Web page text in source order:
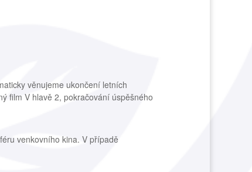
věnujeme ukončení letních
film V hlavě 2, pokračování úspěšného
venkovního kina. V případě